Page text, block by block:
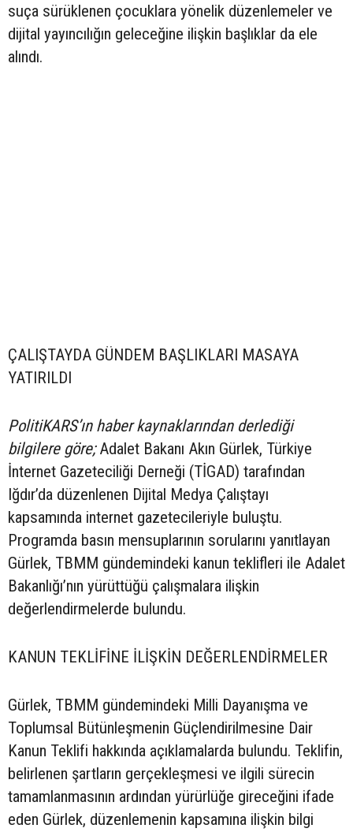
suça sürüklenen çocuklara yönelik düzenlemeler ve
dijital yayıncılığın geleceğine ilişkin başlıklar da ele
alındı.
ÇALIŞTAYDA GÜNDEM BAŞLIKLARI MASAYA
YATIRILDI
PolitiKARS’ın haber kaynaklarından derlediği
bilgilere göre;Adalet Bakanı Akın Gürlek, Türkiye
İnternet Gazeteciliği Derneği (TİGAD) tarafından
Iğdır’da düzenlenen Dijital Medya Çalıştayı
kapsamında internet gazetecileriyle buluştu.
Programda basın mensuplarının sorularını yanıtlayan
Gürlek, TBMM gündemindeki kanun teklifleri ile Adalet
Bakanlığı’nın yürüttüğü çalışmalara ilişkin
değerlendirmelerde bulundu.
KANUN TEKLİFİNE İLİŞKİN DEĞERLENDİRMELER
Gürlek, TBMM gündemindeki Milli Dayanışma ve
Toplumsal Bütünleşmenin Güçlendirilmesine Dair
Kanun Teklifi hakkında açıklamalarda bulundu. Teklifin,
belirlenen şartların gerçekleşmesi ve ilgili sürecin
tamamlanmasının ardından yürürlüğe gireceğini ifade
eden Gürlek, düzenlemenin kapsamına ilişkin bilgi